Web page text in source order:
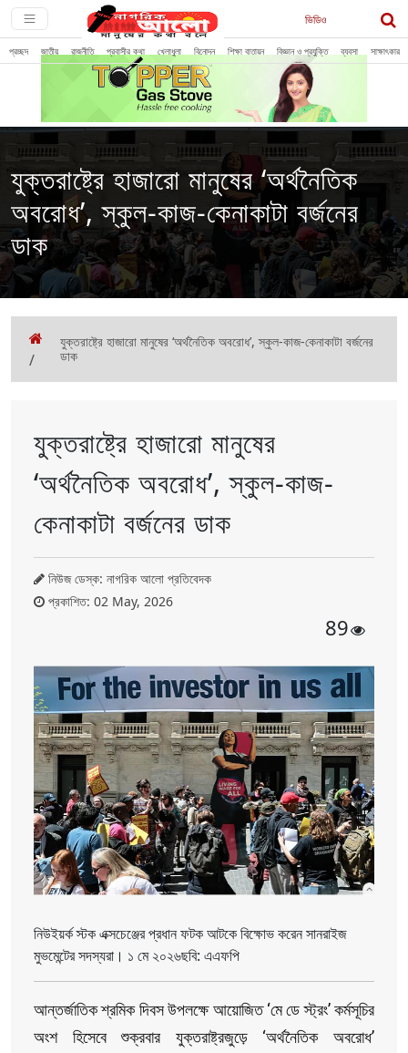
ভিডিও
প্রচ্ছদ জাতীয় রাজনীতি প্রবাসীর কথা খেলাধুলা বিনোদন শিক্ষা বাতায়ন বিজ্ঞান ও প্রযুক্তি ব্যবসা সাক্ষাৎকার
যুক্তরাষ্ট্রে হাজারো মানুষের ‘অর্থনৈতিক
অবরোধ’, স্কুল-কাজ-কেনাকাটা বর্জনের
ডাক
/
যুক্তরাষ্ট্রে হাজারো মানুষের ‘অর্থনৈতিক অবরোধ’, স্কুল-কাজ-কেনাকাটা বর্জনের
ডাক
যুক্তরাষ্ট্রে হাজারো মানুষের
‘অর্থনৈতিক অবরোধ’, স্কুল-কাজ-
কেনাকাটা বর্জনের ডাক
নিউজ ডেস্ক: নাগরিক আলো প্রতিবেদক
প্রকাশিত: 02 May, 2026
89
নিউইয়র্ক স্টক এক্সচেঞ্জের প্রধান ফটক আটকে বিক্ষোভ করেন সানরাইজ
মুভমেন্টের সদস্যরা। ১ মে ২০২৬ছবি: এএফপি
আন্তর্জাতিক শ্রমিক দিবস উপলক্ষে আয়োজিত ‘মে ডে স্ট্রং’ কর্মসূচির
অংশ হিসেবে শুক্রবার যুক্তরাষ্ট্রজুড়ে ‘অর্থনৈতিক অবরোধ’